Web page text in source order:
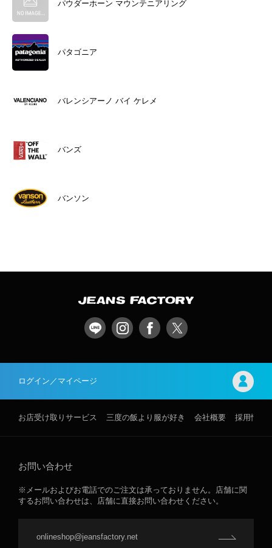
パウダーホーン マウンテニアリング
パタゴニア
バレンシアーノ バイ ケレメ
バンズ
バンソン
ログイン／マイページ
お店受け取りサービス 三度の飯より服が好き 会社概要 採用情報
お問い合わせ
※メールおよびお電話でのご注文は承っておりません。店舗に関
するお問い合わせは、店舗に直接お問い合わせください。
onlineshop@jeansfactory.net